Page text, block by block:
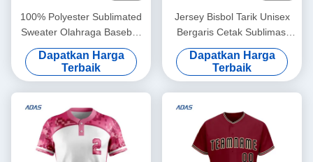
100% Polyester Sublimated
Sweater Olahraga Baseball
Team Wear Jersey Custom
Dapatkan Harga
Terbaik
Jersey Bisbol Tarik Unisex
Bergaris Cetak Sublimasi
Kustom Dengan Nama Tim
Dapatkan Harga
Terbaik